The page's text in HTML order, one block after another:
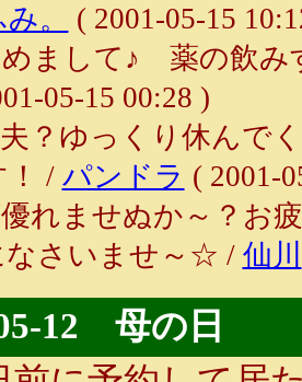
。
( 2001-05-15
まして♪ 薬の飲み
05-15 00:28 )
？ゆっくり休んで
！ / パンドラ ( 2001-
れませぬか～？お
なさいませ～☆ / 仙川
12 母の日